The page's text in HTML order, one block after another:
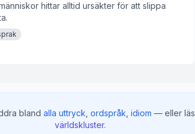
hittar alltid ursäkter för att slippa
bland alla uttryck ordspråk idiom — eller läs
världskluster.